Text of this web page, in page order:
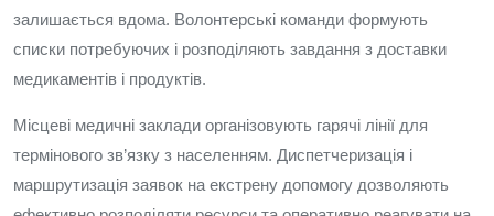
залишається вдома. Волонтерські команди формують
списки потребуючих і розподіляють завдання з доставки
медикаментів і продуктів.
Місцеві медичні заклади організовують гарячі лінії для
термінового зв’язку з населенням. Диспетчеризація і
маршрутизація заявок на екстрену допомогу дозволяють